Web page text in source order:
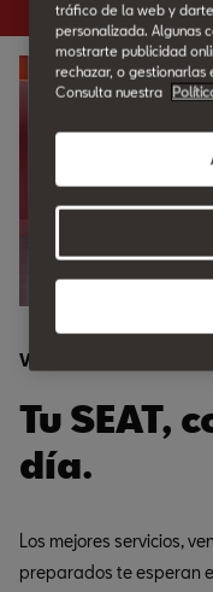
Ventajas
Tu SEAT,
día.
Los mejores servicios,
preparados te esperan
tráfico de la web y
personalizada. Algunas
mostrarte publicidad
rechazar, o gestionarlas
Consulta nuestra